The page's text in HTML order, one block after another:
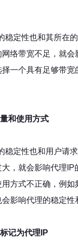
稳定性也和其所在
络带宽不足，就会
一个具有足够带宽
和使用方式
稳定性也和用户请
，就会影响代理IP
方式不正确，例如
影响代理的稳定性
记为代理IP